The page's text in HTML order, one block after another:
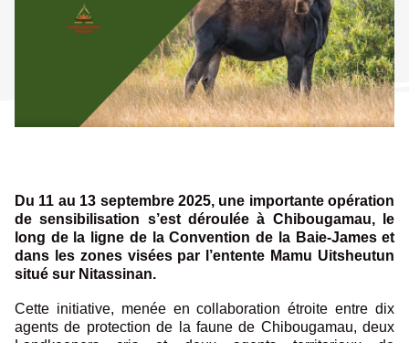
Du 11 au 13 septembre 2025, une importante opération
de sensibilisation s’est déroulée à Chibougamau, le
long de la ligne de la Convention de la Baie-James et
dans les zones visées par l’entente Mamu Uitsheutun
situé sur Nitassinan.
Cette initiative, menée en collaboration étroite entre dix
agents de protection de la faune de Chibougamau, deux